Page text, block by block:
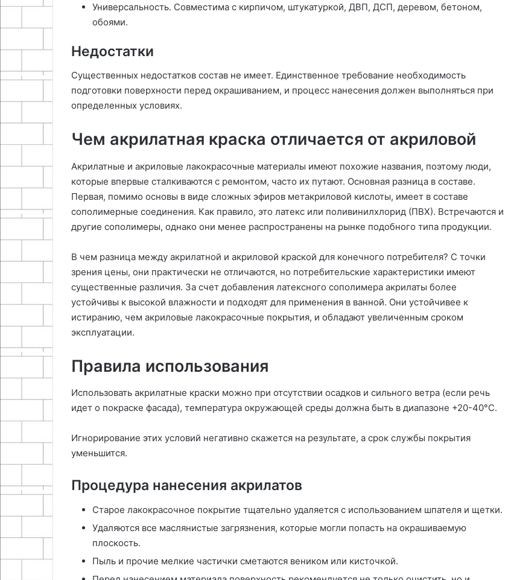
Универсальность. Совместима с кирпичом, штукатуркой, ДВП, ДСП, деревом, бетоном,
обоями.
Недостатки
Существенных недостатков состав не имеет. Единственное требование необходимость
подготовки поверхности перед окрашиванием, и процесс нанесения должен выполняться при
определенных условиях.
Чем акрилатная краска отличается от акриловой
Акрилатные и акриловые лакокрасочные материалы имеют похожие названия, поэтому люди,
которые впервые сталкиваются с ремонтом, часто их путают. Основная разница в составе.
Первая, помимо основы в виде сложных эфиров метакриловой кислоты, имеет в составе
сополимерные соединения. Как правило, это латекс или поливинилхлорид (ПВХ). Встречаются и
другие сополимеры, однако они менее распространены на рынке подобного типа продукции.
В чем разница между акрилатной и акриловой краской для конечного потребителя? С точки
зрения цены, они практически не отличаются, но потребительские характеристики имеют
существенные различия. За счет добавления латексного сополимера акрилаты более
устойчивы к высокой влажности и подходят для применения в ванной. Они устойчивее к
истиранию, чем акриловые лакокрасочные покрытия, и обладают увеличенным сроком
эксплуатации.
Правила использования
Использовать акрилатные краски можно при отсутствии осадков и сильного ветра (если речь
идет о покраске фасада), температура окружающей среды должна быть в диапазоне +20-40°C.
Игнорирование этих условий негативно скажется на результате, а срок службы покрытия
уменьшится.
Процедура нанесения акрилатов
Старое лакокрасочное покрытие тщательно удаляется с использованием шпателя и щетки.
Удаляются все маслянистые загрязнения, которые могли попасть на окрашиваемую
плоскость.
Пыль и прочие мелкие частички сметаются веником или кисточкой.